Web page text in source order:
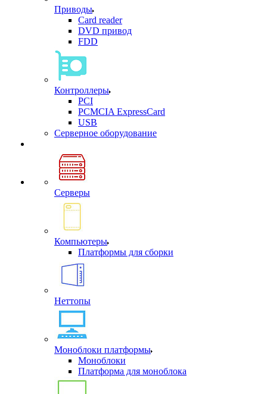
Приводы
Card reader
DVD привод
FDD
Контроллеры
PCI
PCMCIA ExpressCard
USB
Cерверное оборудование
Серверы
Компьютеры
Платформы для сборки
Неттопы
Моноблоки платформы
Моноблоки
Платформа для моноблока